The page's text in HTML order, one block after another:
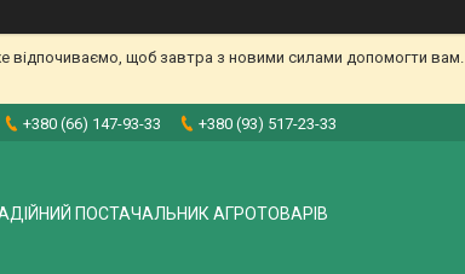
відпочиваємо, щоб завтра з новими силами допомогти
+380 (66) 147-93-33 +380 (93) 517-23-33
ПОСТАЧАЛЬНИК АГРОТОВАРІВ